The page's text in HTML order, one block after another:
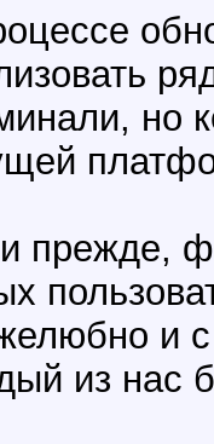
но
прежде,
и
из нас